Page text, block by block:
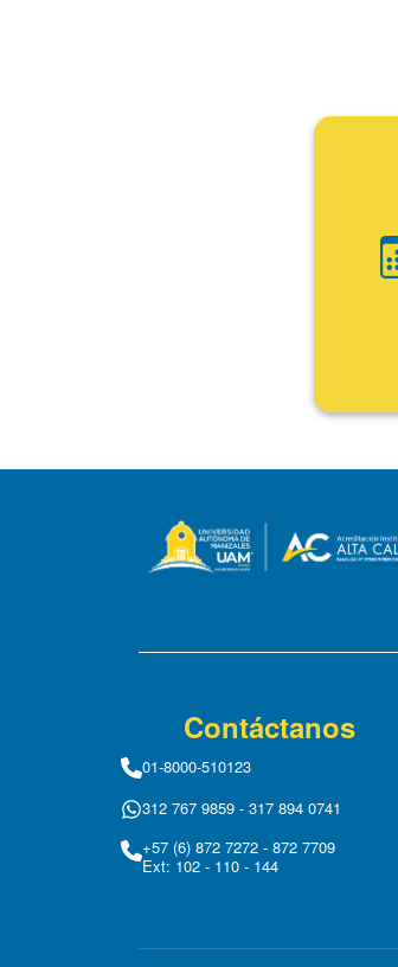
Contáctanos
01-8000-510123
312 767 9859 - 317 894 0741
+57 (6) 872 7272 - 872 7709
Ext: 102 - 110 - 144